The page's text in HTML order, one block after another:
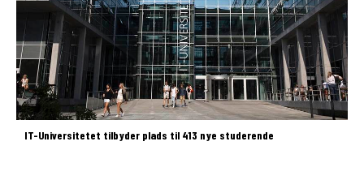
IT-Universitetet tilbyder plads til 413 nye studerende